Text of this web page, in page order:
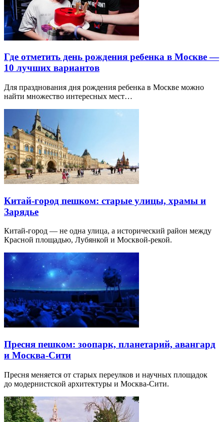
Где отметить день рождения ребенка в Москве —
10 лучших вариантов
Для празднования дня рождения ребенка в Москве можно
найти множество интересных мест…
Китай-город пешком: старые улицы, храмы и
Зарядье
Китай-город — не одна улица, а исторический район между
Красной площадью, Лубянкой и Москвой-рекой.
Пресня пешком: зоопарк, планетарий, авангард
и Москва-Сити
Пресня меняется от старых переулков и научных площадок
до модернистской архитектуры и Москва-Сити.